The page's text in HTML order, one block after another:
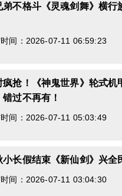
弟不格斗《灵魂剑舞》横行
间：2026-07-11 06:59:23
疯抢！《神鬼世界》轮式机
错过不再有！
时间：2026-07-11 05:03:49
小长假结束《新仙剑》兴全
时间：2026-07-11 03:04:30